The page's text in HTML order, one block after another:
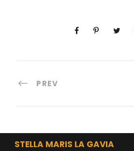
PREV
STELLA MARIS LA GAVIA